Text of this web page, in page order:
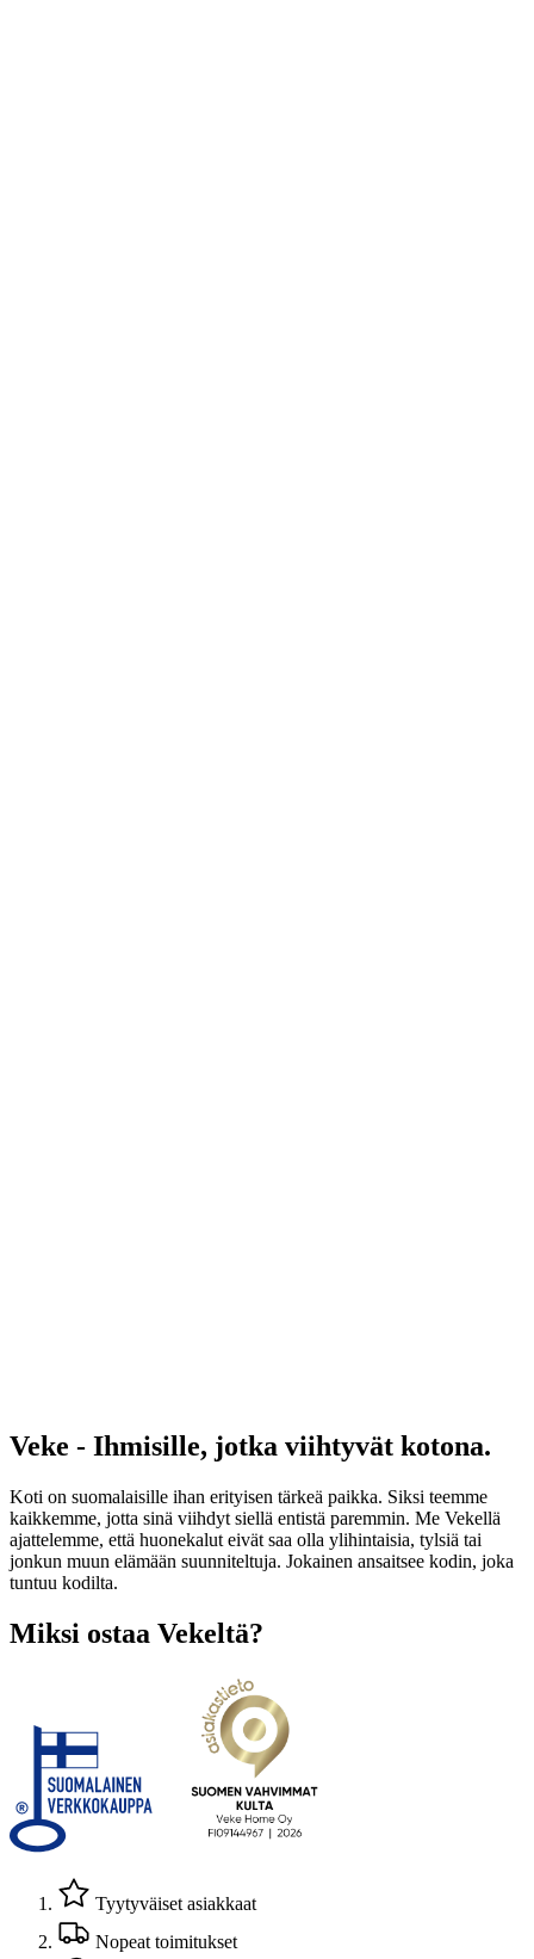
Veke - Ihmisille, jotka viihtyvät kotona.
Koti on suomalaisille ihan erityisen tärkeä paikka. Siksi teemme
kaikkemme, jotta sinä viihdyt siellä entistä paremmin. Me Vekellä
ajattelemme, että huonekalut eivät saa olla ylihintaisia, tylsiä tai
jonkun muun elämään suunniteltuja. Jokainen ansaitsee kodin, joka
tuntuu kodilta.
Miksi ostaa Vekeltä?
Tyytyväiset asiakkaat
Nopeat toimitukset